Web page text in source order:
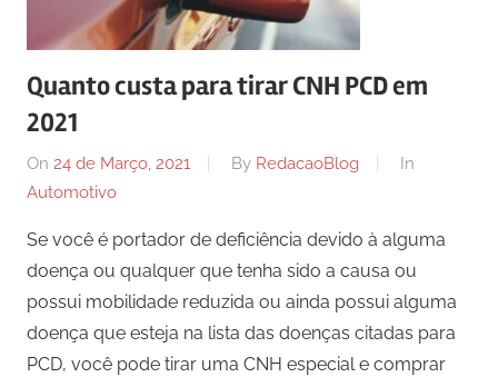
Quanto custa para tirar CNH PCD em
2021
On 24 de Março, 2021 By RedacaoBlog
In
Automotivo
Se você é portador de deficiência devido à alguma
doença ou qualquer que tenha sido a causa ou
possui mobilidade reduzida ou ainda possui alguma
doença que esteja na lista das doenças citadas para
PCD, você pode tirar uma CNH especial e comprar